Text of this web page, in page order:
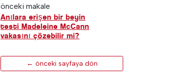
önceki makale
Anılara erişen bir beyin
testi Madeleine McCann
vakasını çözebilir mi?
← önceki sayfaya dön